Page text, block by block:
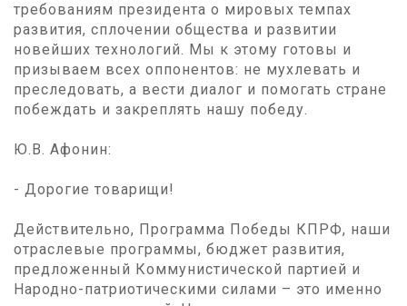
требованиям президента о мировых темпах
развития, сплочении общества и развитии
новейших технологий. Мы к этому готовы и
призываем всех оппонентов: не мухлевать и
преследовать, а вести диалог и помогать стране
побеждать и закреплять нашу победу.
Ю.В. Афонин:
- Дорогие товарищи!
Действительно, Программа Победы КПРФ, наши
отраслевые программы, бюджет развития,
предложенный Коммунистической партией и
Народно-патриотическими силами – это именно